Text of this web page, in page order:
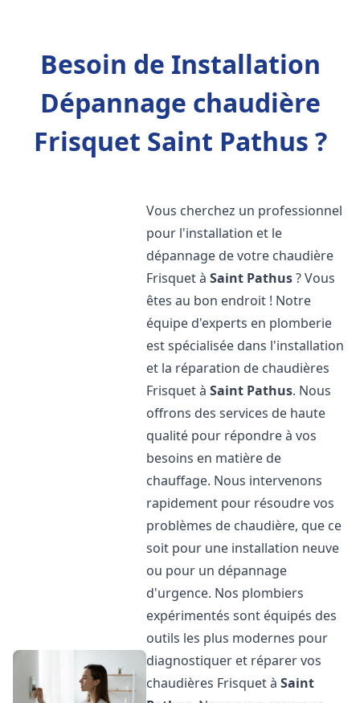
Besoin de Installation
Dépannage chaudière
Frisquet Saint Pathus ?
Vous cherchez un professionnel
pour l'installation et le
dépannage de votre chaudière
Frisquet àSaint Pathus? Vous
êtes au bon endroit ! Notre
équipe d'experts en plomberie
est spécialisée dans l'installation
et la réparation de chaudières
Frisquet àSaint Pathus. Nous
offrons des services de haute
qualité pour répondre à vos
besoins en matière de
chauffage. Nous intervenons
rapidement pour résoudre vos
problèmes de chaudière, que ce
soit pour une installation neuve
ou pour un dépannage
d'urgence. Nos plombiers
expérimentés sont équipés des
outils les plus modernes pour
diagnostiquer et réparer vos
chaudières Frisquet àSaint